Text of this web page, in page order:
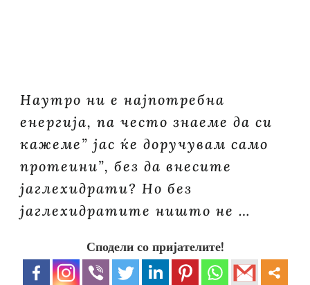
Наутро ни е најпотребна
енергија, па често знаеме да си
кажеме” јас ќе доручувам само
протеини”, без да внесите
јаглехидрати? Но без
јаглехидратите ништо не …
Сподели со пријателите!